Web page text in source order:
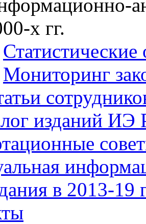
х гг.
Мониторинг
изданий ИЭ
в 2013-19